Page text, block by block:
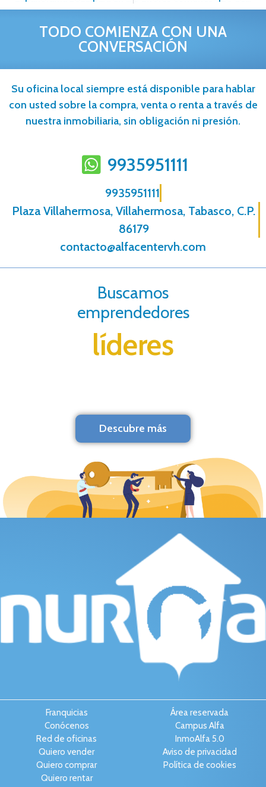
TODO COMIENZA CON UNA
CONVERSACIÓN
Su oficina local siempre está disponible para hablar
con usted sobre la compra, venta o renta a través de
nuestra inmobiliaria, sin obligación ni presión.
9935951111
9935951111
Plaza Villahermosa, Villahermosa, Tabasco, C.P.
86179
contacto@alfacentervh.com
Buscamos
emprendedores
líderes
Descubre más
Franquicias
Conócenos
Red de oficinas
Quiero vender
Quiero comprar
Quiero rentar
Área reservada
Campus Alfa
InmoAlfa 5.0
Aviso de privacidad
Política de cookies